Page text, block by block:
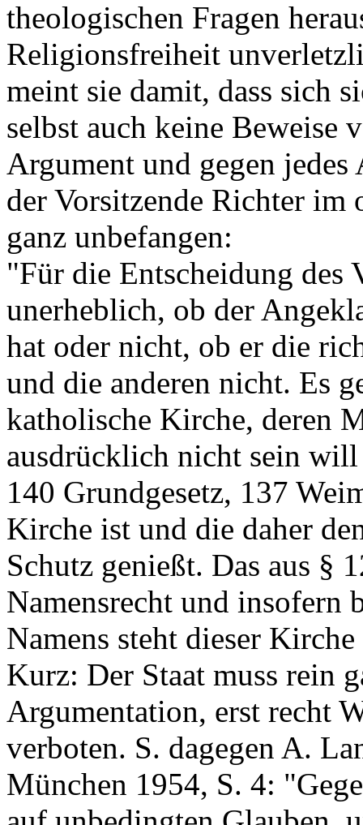
theologischen Fragen
Religionsfreiheit
meint sie damit, dass sich
selbst auch keine Beweise
Argument und gegen
der Vorsitzende Richter im
ganz unbefangen:
"Für die Entscheidung des
unerheblich, ob der
hat oder nicht, ob er die
und die anderen nicht. Es
katholische Kirche, deren
ausdrücklich nicht sein
140 Grundgesetz, 137
Kirche ist und die daher
Schutz genießt. Das aus §
Namensrecht und insofern
Namens steht dieser
Kurz: Der Staat muss rein
Argumentation, erst recht
verboten. S. dagegen A.
München 1954, S. 4: